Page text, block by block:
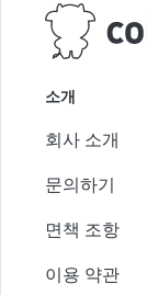
소개
회사 소개
문의하기
면책 조항
이용 약관